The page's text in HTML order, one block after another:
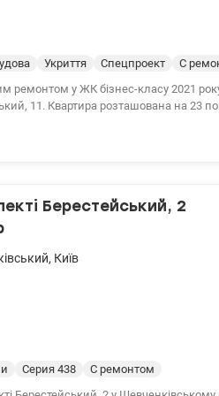
Укриття Спецпроект
С
ремонтом у ЖК бізнес-класу 2021
11. Квартира розташована на 23
ресепшн, 6 ліфтів, паркінг. Ціна -
Берестейський, 2
, Київ
Серия 438
С ремонтом